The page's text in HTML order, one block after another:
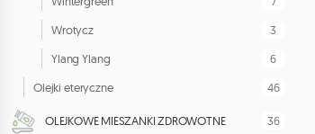
Wrotycz 3
Ylang Ylang 6
Olejki eteryczne 46
OLEJKOWE MIESZANKI ZDROWOTNE 36